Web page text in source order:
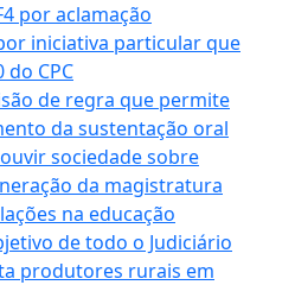
por aclamação
iniciativa particular que
CPC
de regra que permite
da sustentação oral
sociedade sobre
da magistratura
na educação
de todo o Judiciário
produtores rurais em